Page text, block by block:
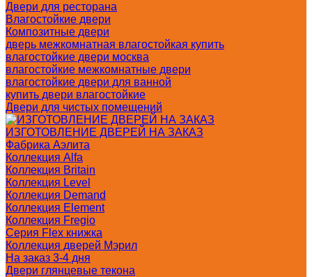
Двери для ресторана
Влагостойкие двери
Композитные двери
дверь межкомнатная влагостойкая купить
влагостойкие двери москва
влагостойкие межкомнатные двери
влагостойкие двери для ванной
купить двери влагостойкие
Двери для чистых помещений
ИЗГОТОВЛЕНИЕ ДВЕРЕЙ НА ЗАКАЗ
Фабрика Аэлита
Коллекция Alfa
Коллекция Britain
Коллекция Level
Коллекция Demand
Коллекция Element
Коллекция Fregio
Серия Flex книжка
Коллекция дверей Мэрил
На заказ 3-4 дня
Двери глянцевые текона